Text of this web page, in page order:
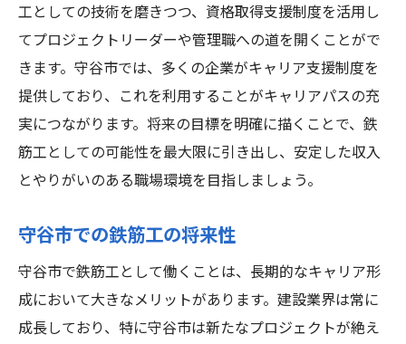
工としての技術を磨きつつ、資格取得支援制度を活用し
てプロジェクトリーダーや管理職への道を開くことがで
きます。守谷市では、多くの企業がキャリア支援制度を
提供しており、これを利用することがキャリアパスの充
実につながります。将来の目標を明確に描くことで、鉄
筋工としての可能性を最大限に引き出し、安定した収入
とやりがいのある職場環境を目指しましょう。
守谷市での鉄筋工の将来性
守谷市で鉄筋工として働くことは、長期的なキャリア形
成において大きなメリットがあります。建設業界は常に
成長しており、特に守谷市は新たなプロジェクトが絶え